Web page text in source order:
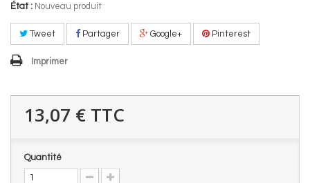
État : Nouveau produit
Tweet Partager Google+ Pinterest
Imprimer
13,07 € TTC
Quantité